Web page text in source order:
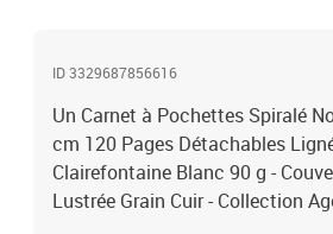
ID 3329687856616
Un Carnet à Pochettes Spiralé
cm 120 Pages Détachables
Clairefontaine Blanc 90 g -
Lustrée Grain Cuir - Collection